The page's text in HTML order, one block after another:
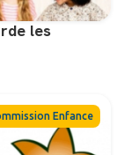
les
Enfance